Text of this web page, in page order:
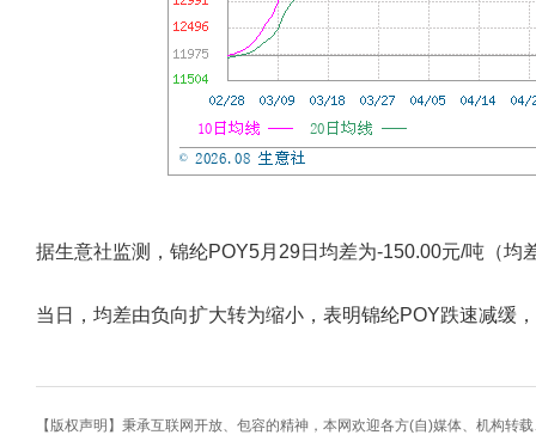
据生意社监测，锦纶POY5月29日均差为-150.00元/吨（均
当日，均差由负向扩大转为缩小，表明锦纶POY跌速减缓
【版权声明】秉承互联网开放、包容的精神，本网欢迎各方(自)媒体、机构转